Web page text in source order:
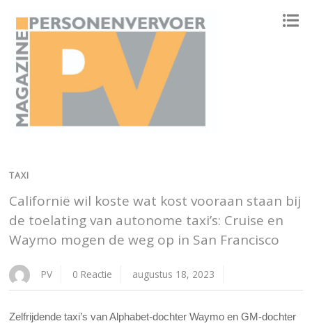
TAXI
Californië wil koste wat kost vooraan staan bij
de toelating van autonome taxi’s: Cruise en
Waymo mogen de weg op in San Francisco
PV 0 Reactie augustus 18, 2023
Zelfrijdende taxi’s van Alphabet-dochter Waymo en GM-dochter